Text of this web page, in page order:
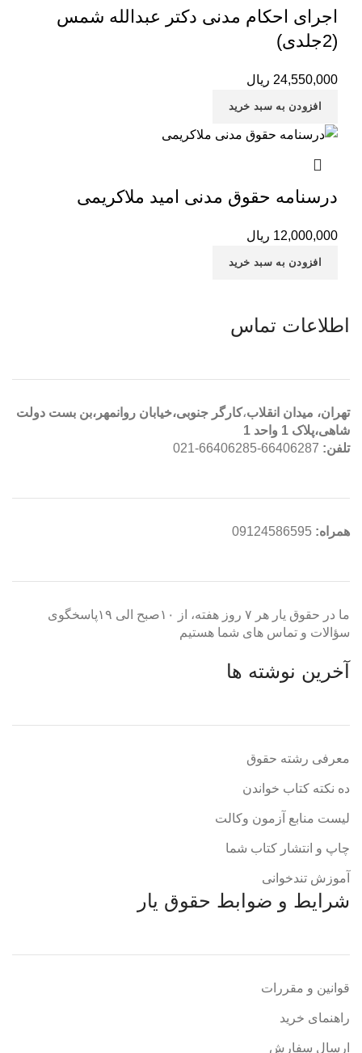
اجرای احکام مدنی دکتر عبدالله شمس
(2جلدی)
24,550,000 ریال
افزودن به سبد خرید
درسنامه حقوق مدنی امید ملاکریمی
12,000,000 ریال
افزودن به سبد خرید
اطلاعات تماس
تهران، ميدان انقلاب،کارگر جنوبی،خیابان روانمهر،بن بست دولت
شاهی،پلاک 1 واحد 1
تلفن: 66406287-66406285-021
همراه:
ما در حقوق یار هر ۷ روز هفته، از ۱۰صبح الی ۱۹پاسخگوی
سؤالات و تماس های شما هستیم
آخرین نوشته ها
معرفی رشته حقوق
ده نکته کتاب خواندن
لیست منابع آزمون وکالت
چاپ و انتشار کتاب شما
آموزش تندخوانی
شرایط و ضوابط حقوق یار
قوانین و مقررات
راهنمای خرید
ارسال سفارش